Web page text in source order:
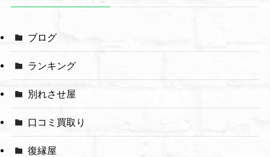
ブログ
ランキング
別れさせ屋
口コミ買取り
復縁屋